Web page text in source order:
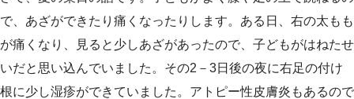
で、あざができたり痛くなったりします。ある日、右の太もも
が痛くなり、見ると少しあざがあったので、子どもがはねたせ
いだと思い込んでいました。その2－3日後の夜に右足の付け
根に少し湿疹ができていました。アトピー性皮膚炎もあるので